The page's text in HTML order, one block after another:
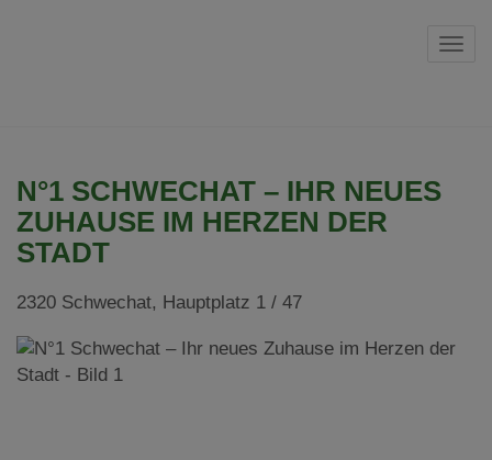
N°1 SCHWECHAT – IHR NEUES
ZUHAUSE IM HERZEN DER
STADT
2320 Schwechat, Hauptplatz 1 / 47